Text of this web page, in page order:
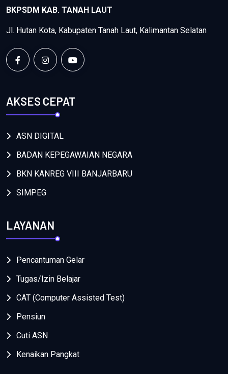
BKPSDM KAB. TANAH LAUT
Jl. Hutan Kota, Kabupaten Tanah Laut, Kalimantan Selatan
AKSES CEPAT
ASN DIGITAL
BADAN KEPEGAWAIAN NEGARA
BKN KANREG VIII BANJARBARU
SIMPEG
LAYANAN
Pencantuman Gelar
Tugas/Izin Belajar
CAT (Computer Assisted Test)
Pensiun
Cuti ASN
Kenaikan Pangkat